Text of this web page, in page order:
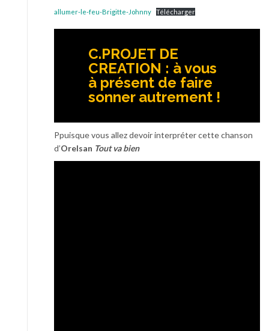
allumer-le-feu-Brigitte-Johnny Télécharger
C.PROJET DE
CREATION : à vous
à présent de faire
sonner autrement !
Ppuisque vous allez devoir interpréter cette chanson
d’Orelsan Tout va bien